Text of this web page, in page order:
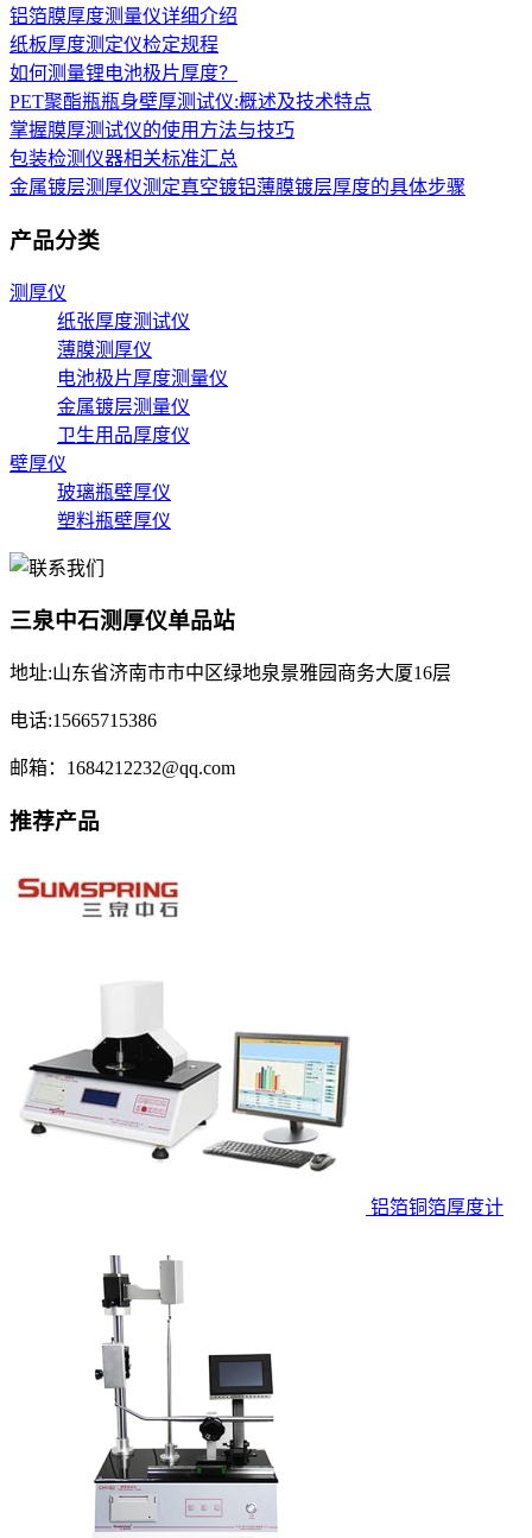
铝箔膜厚度测量仪详细介绍
纸板厚度测定仪检定规程
如何测量锂电池极片厚度？
PET聚酯瓶瓶身壁厚测试仪:概述及技术特点
掌握膜厚测试仪的使用方法与技巧
包装检测仪器相关标准汇总
金属镀层测厚仪测定真空镀铝薄膜镀层厚度的具体步骤
产品分类
测厚仪
纸张厚度测试仪
薄膜测厚仪
电池极片厚度测量仪
金属镀层测量仪
卫生用品厚度仪
壁厚仪
玻璃瓶壁厚仪
塑料瓶壁厚仪
三泉中石测厚仪单品站
地址:山东省济南市市中区绿地泉景雅园商务大厦16层
电话:15665715386
邮箱：1684212232@qq.com
推荐产品
铝箔铜箔厚度计